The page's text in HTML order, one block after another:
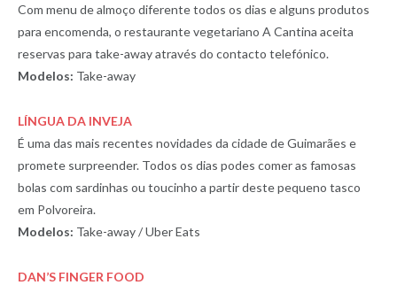
Com menu de almoço diferente todos os dias e alguns produtos
para encomenda, o restaurante vegetariano A Cantina aceita
reservas para take-away através do contacto telefónico.
Modelos: Take-away
LÍNGUA DA INVEJA
É uma das mais recentes novidades da cidade de Guimarães e
promete surpreender. Todos os dias podes comer as famosas
bolas com sardinhas ou toucinho a partir deste pequeno tasco
em Polvoreira.
Modelos: Take-away / Uber Eats
DAN’S FINGER FOOD